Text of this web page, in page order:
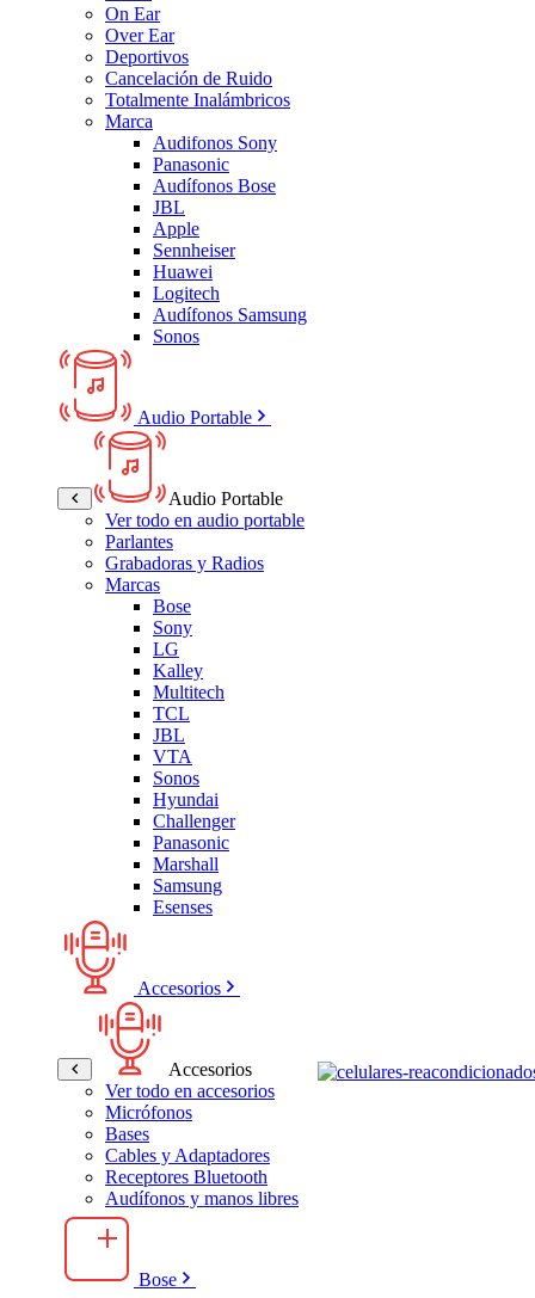
On Ear
Over Ear
Deportivos
Cancelación de Ruido
Totalmente Inalámbricos
Marca
Audifonos Sony
Panasonic
Audífonos Bose
JBL
Apple
Sennheiser
Huawei
Logitech
Audífonos Samsung
Sonos
Audio Portable
Audio Portable
Ver todo en audio portable
Parlantes
Grabadoras y Radios
Marcas
Bose
Sony
LG
Kalley
Multitech
TCL
JBL
VTA
Sonos
Hyundai
Challenger
Panasonic
Marshall
Samsung
Esenses
Accesorios
Accesorios
Ver todo en accesorios
Micrófonos
Bases
Cables y Adaptadores
Receptores Bluetooth
Audífonos y manos libres
Bose